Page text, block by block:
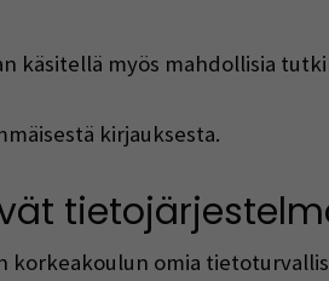
käsitellä myös mahdollisia
kirjauksesta.
omia